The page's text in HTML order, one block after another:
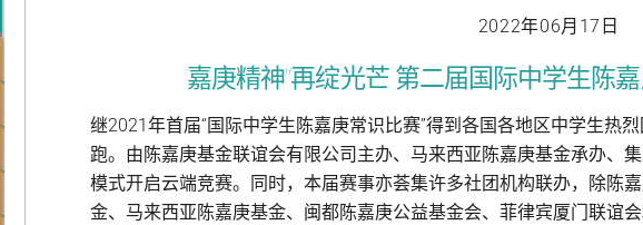
2022年06月17日
嘉庚精神”再绽光芒 第二届国际中学生陈
继2021年首届“国际中学生陈嘉庚常识比赛”得到各国各地区中学生热
跑。由陈嘉庚基金联谊会有限公司主办、马来西亚陈嘉庚基金承办、
模式开启云端竞赛。同时，本届赛事亦荟集许多社团机构联办，除陈
金、马来西亚陈嘉庚基金、闽都陈嘉庚公益基金会、菲律宾厦门联谊